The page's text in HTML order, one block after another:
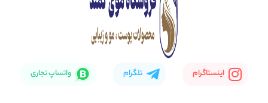
اینستاگرام تلگرام واتساپ تجاری